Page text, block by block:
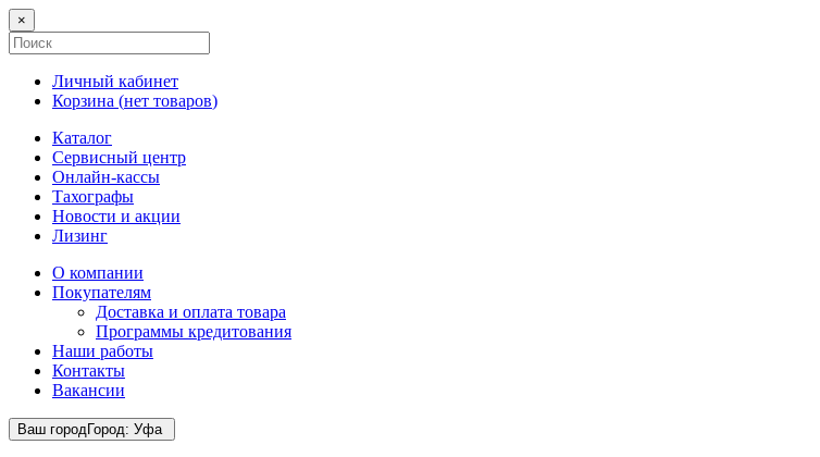
×
Личный кабинет
Корзина (нет товаров)
Каталог
Сервисный центр
Онлайн-кассы
Тахографы
Новости и акции
Лизинг
О компании
Покупателям
Доставка и оплата товара
Программы кредитования
Наши работы
Контакты
Вакансии
Ваш городГород: Уфа